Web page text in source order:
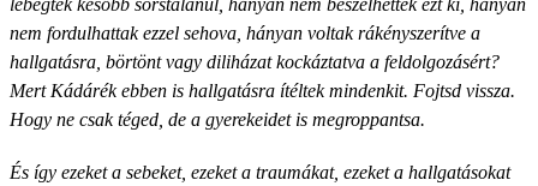
lebegtek később sorstalanul, hányan nem beszélhettek ezt ki, hányan
nem fordulhattak ezzel sehova, hányan voltak rákényszerítve a
hallgatásra, börtönt vagy diliházat kockáztatva a feldolgozásért?
Mert Kádárék ebben is hallgatásra ítéltek mindenkit. Fojtsd vissza.
Hogy ne csak téged, de a gyerekeidet is megroppantsa.
És így ezeket a sebeket, ezeket a traumákat, ezeket a hallgatásokat